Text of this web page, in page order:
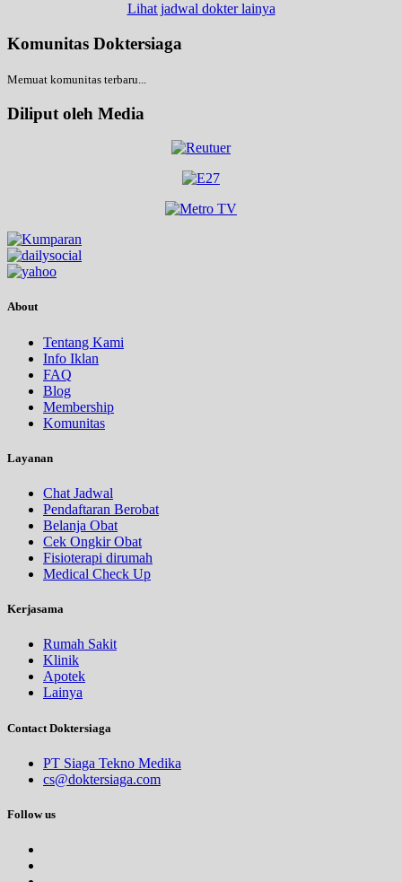
Lihat jadwal dokter lainya
Komunitas Doktersiaga
Memuat komunitas terbaru...
Diliput oleh Media
About
Tentang Kami
Info Iklan
FAQ
Blog
Membership
Komunitas
Layanan
Chat Jadwal
Pendaftaran Berobat
Belanja Obat
Cek Ongkir Obat
Fisioterapi dirumah
Medical Check Up
Kerjasama
Rumah Sakit
Klinik
Apotek
Lainya
Contact Doktersiaga
PT Siaga Tekno Medika
cs@doktersiaga.com
Follow us